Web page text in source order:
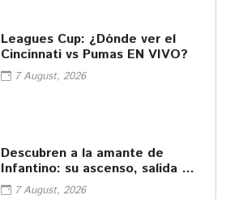
Leagues Cup: ¿Dónde ver el
Cincinnati vs Pumas EN VIVO?
7 August, 2026
Descubren a la amante de
Infantino: su ascenso, salida y
pago de la UEFA
7 August, 2026